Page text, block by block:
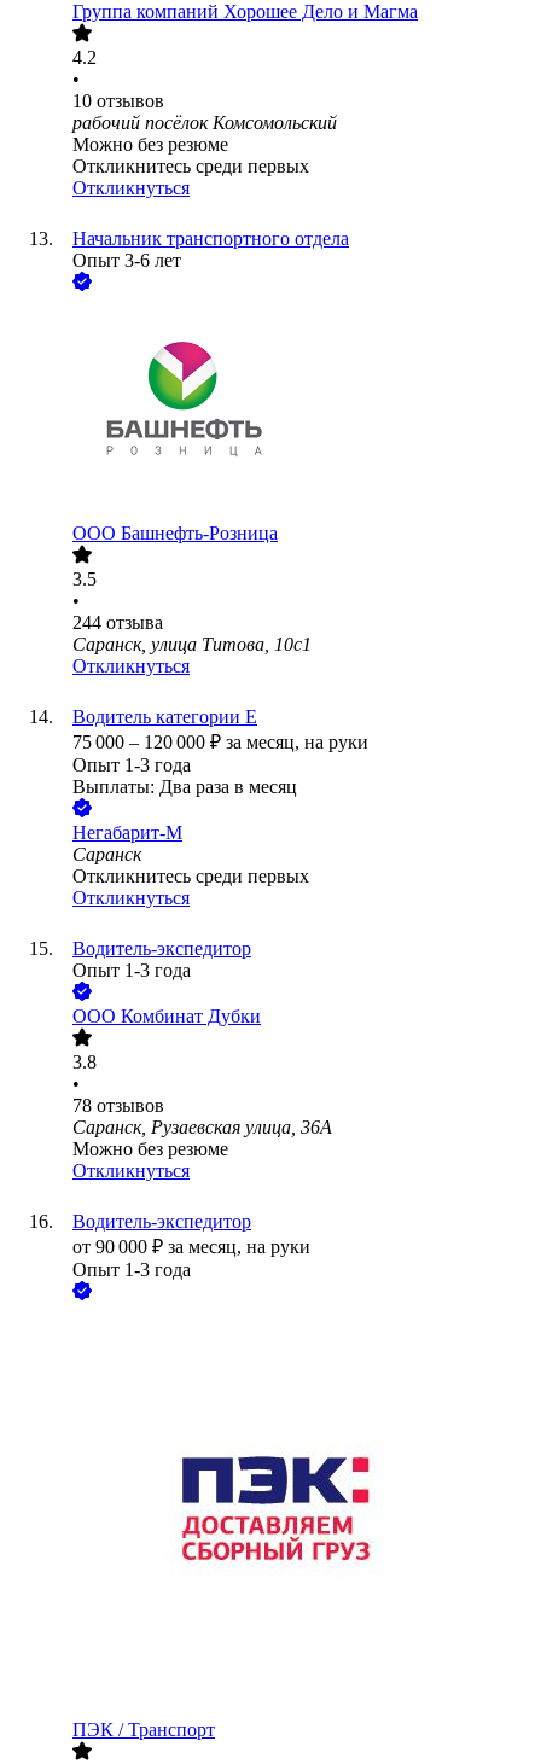
Группа компаний Хорошее Дело и Магма
4.2
•
10 отзывов
рабочий посёлок Комсомольский
Можно без резюме
Откликнитесь среди первых
Откликнуться
Начальник транспортного отдела
Опыт 3-6 лет
ООО Башнефть-Розница
3.5
•
244 отзыва
Саранск, улица Титова, 10с1
Откликнуться
Водитель категории Е
75 000 – 120 000 ₽ за месяц, на руки
Опыт 1-3 года
Выплаты: Два раза в месяц
Негабарит-М
Саранск
Откликнитесь среди первых
Откликнуться
Водитель-экспедитор
Опыт 1-3 года
ООО Комбинат Дубки
3.8
•
78 отзывов
Саранск, Рузаевская улица, 36А
Можно без резюме
Откликнуться
Водитель-экспедитор
от 90 000 ₽ за месяц, на руки
Опыт 1-3 года
ПЭК / Транспорт